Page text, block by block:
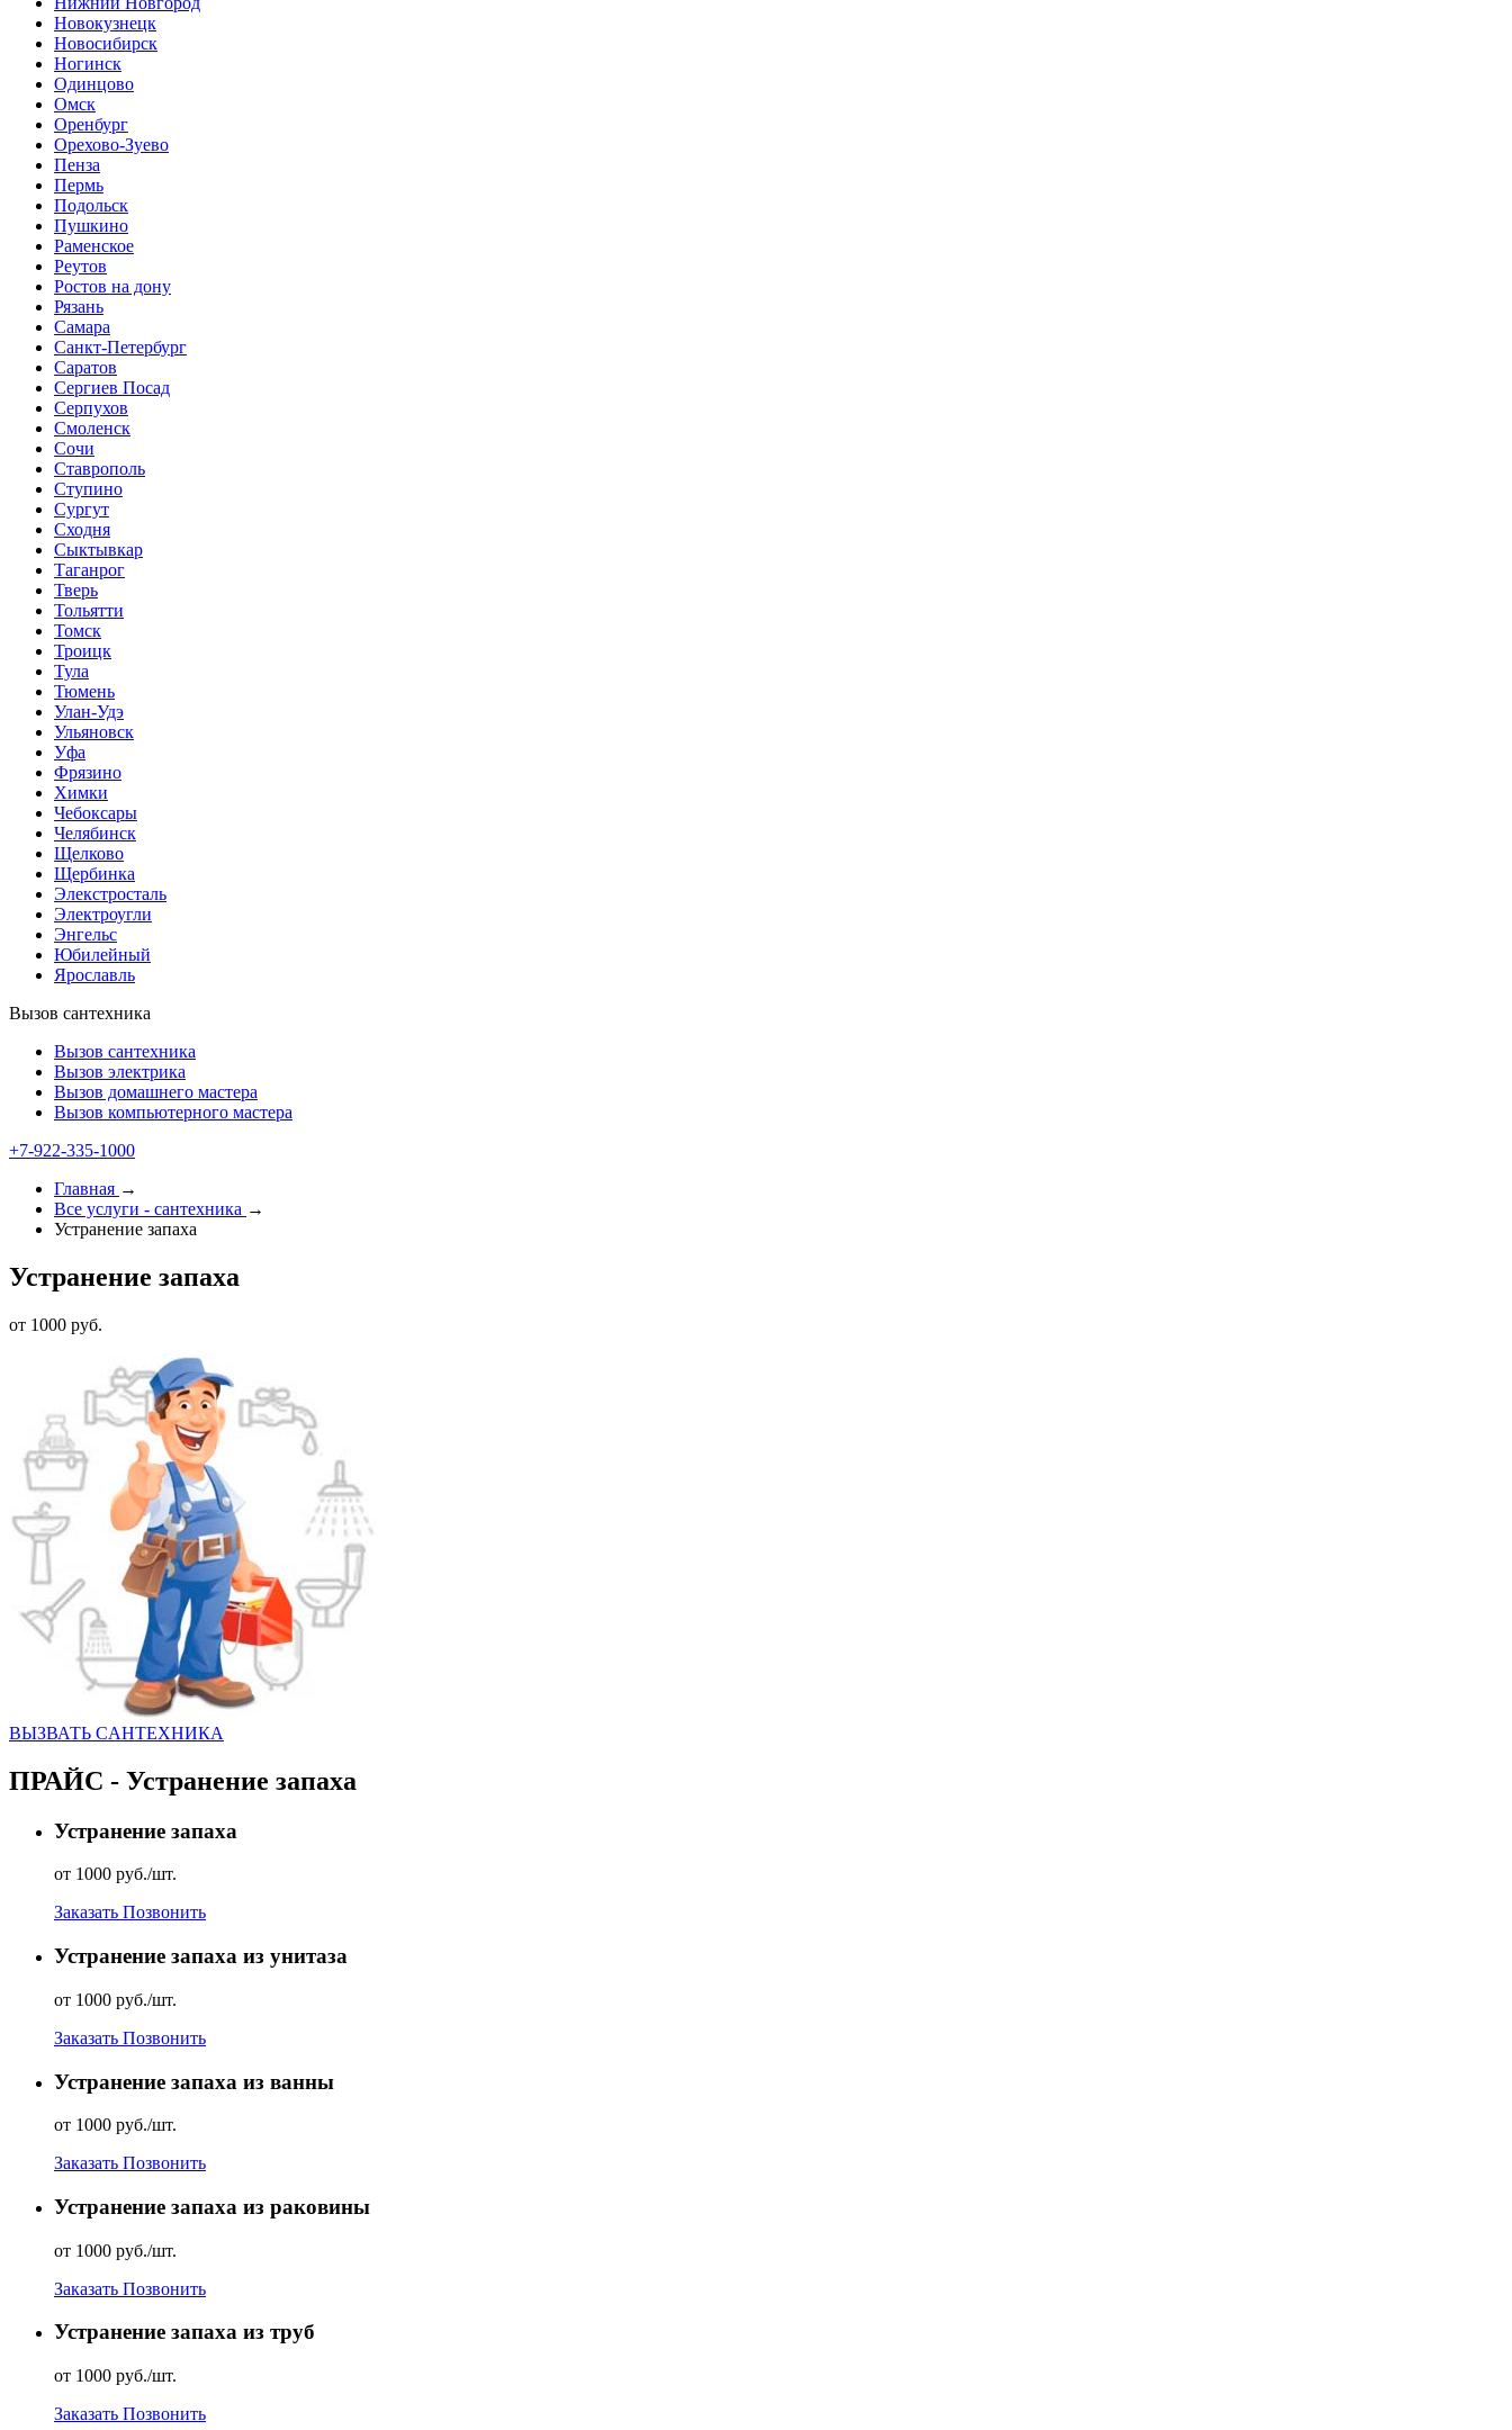
Новокузнецк
Новосибирск
Ногинск
Одинцово
Омск
Оренбург
Орехово-Зуево
Пенза
Пермь
Подольск
Пушкино
Раменское
Реутов
Ростов на дону
Рязань
Самара
Санкт-Петербург
Саратов
Сергиев Посад
Серпухов
Смоленск
Сочи
Ставрополь
Ступино
Сургут
Сходня
Сыктывкар
Таганрог
Тверь
Тольятти
Томск
Троицк
Тула
Тюмень
Улан-Удэ
Ульяновск
Уфа
Фрязино
Химки
Чебоксары
Челябинск
Щелково
Щербинка
Элекстросталь
Электроугли
Энгельс
Юбилейный
Ярославль
Вызов сантехника
Вызов сантехника
Вызов электрика
Вызов домашнего мастера
Вызов компьютерного мастера
+7-922-335-1000
Главная →
Все услуги - cантехника →
Устранение запаха
Устранение запаха
от 1000 руб.
ВЫЗВАТЬ CАНТЕХНИКА
ПРАЙС - Устранение запаха
Устранение запаха
от 1000 руб./шт.
Заказать Позвонить
Устранение запаха из унитаза
от 1000 руб./шт.
Заказать Позвонить
Устранение запаха из ванны
от 1000 руб./шт.
Заказать Позвонить
Устранение запаха из раковины
от 1000 руб./шт.
Заказать Позвонить
Устранение запаха из труб
от 1000 руб./шт.
Заказать Позвонить